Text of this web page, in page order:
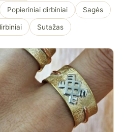
Popieriniai dirbiniai Sagės
Sutažas